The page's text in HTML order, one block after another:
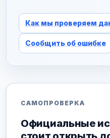
Как мы проверяем
Сообщить об ошибке
САМОПРОВЕРКА
Официальные